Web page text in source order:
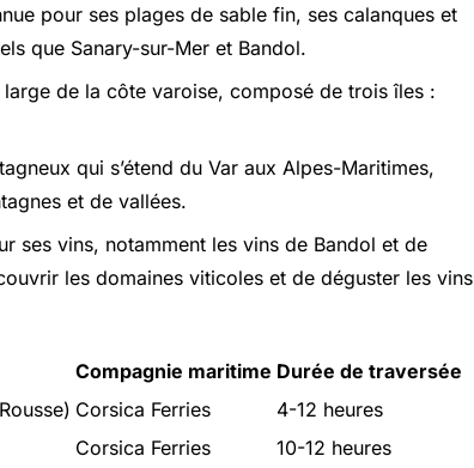
pour ses plages de sable fin, ses calanques et
que Sanary-sur-Mer et Bandol.
de la côte varoise, composé de trois îles :
qui s’étend du Var aux Alpes-Maritimes,
et de vallées.
ses vins, notamment les vins de Bandol et de
les domaines viticoles et de déguster les vins
Compagnie maritime Durée de traversée
Corsica Ferries
4-12 heures
Corsica Ferries 10-12 heures